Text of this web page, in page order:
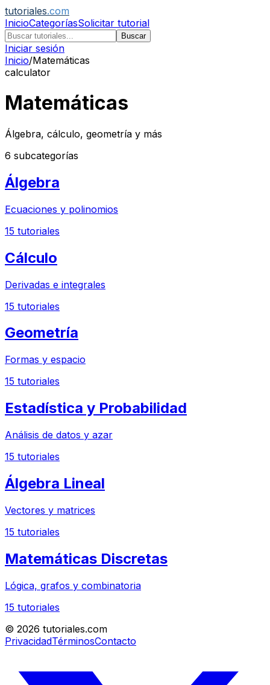
tutoriales.com
InicioCategoríasSolicitar tutorial
Buscar
Iniciar sesión
Inicio/Matemáticas
calculator
Matemáticas
Álgebra, cálculo, geometría y más
6 subcategorías
Álgebra
Ecuaciones y polinomios
15 tutoriales
Cálculo
Derivadas e integrales
15 tutoriales
Geometría
Formas y espacio
15 tutoriales
Estadística y Probabilidad
Análisis de datos y azar
15 tutoriales
Álgebra Lineal
Vectores y matrices
15 tutoriales
Matemáticas Discretas
Lógica, grafos y combinatoria
15 tutoriales
© 2026 tutoriales.com
PrivacidadTérminosContacto